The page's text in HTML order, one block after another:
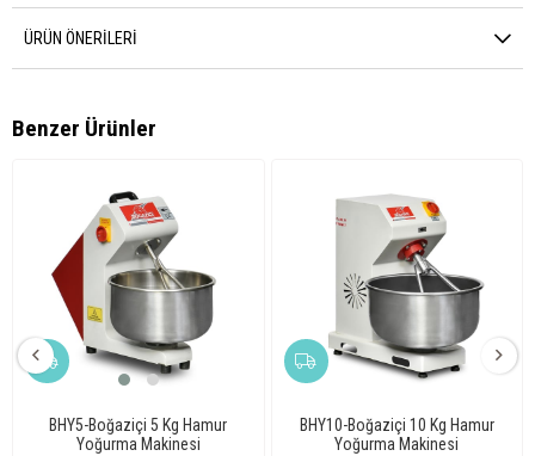
ÜRÜN ÖNERILERI
Benzer Ürünler
BHY5-Boğaziçi 5 Kg Hamur
Yoğurma Makinesi
BHY10-Boğaziçi 10 Kg Hamur
Yoğurma Makinesi